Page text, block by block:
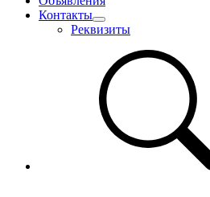
Контакты
Реквизиты